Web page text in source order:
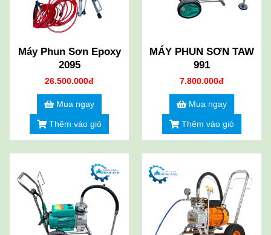
Máy Phun Sơn Epoxy
2095
26.500.000đ
Mua ngay
Thêm vào giỏ
MÁY PHUN SƠN TAW
991
7.800.000đ
Mua ngay
Thêm vào giỏ